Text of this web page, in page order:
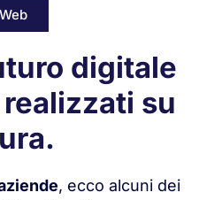
digitale
su
, ecco alcuni dei